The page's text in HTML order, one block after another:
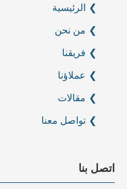
الرئيسية
من نحن
فريقنا
عملاؤنا
مقالات
تواصل معنا
اتصل بنا